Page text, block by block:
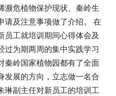
濒危植物保护现状、秦岭生
请及注意事项做了介绍。 在
员工就培训期间心得体会及
过为期两周的集中实践学习
秦岭国家植物园都有了全面
发展的方向，立志做一名合
琳副主任对新员工的培训工